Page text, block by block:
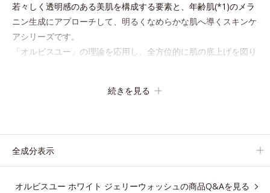
若々しく透明感のある美肌を構成する要素と、年齢肌(*1)のメラ
ニン生成にアプローチして、明るくなめらかな肌へ導くスキンケ
アシリーズです。
「オルビスユー」の理論を応用し、全方位的に肌の底上げを図り
ラニンが蓄積しがちな年齢肌の“メラニンメタボ(*2)”にアプロー
*2 メラニンが過剰に生成する状態
アレルギーテスト済＝全ての方にアレルギーが起こらないということで
続きを見る
全成分表示
オルビスユー ホワイト ジェリーウォッシュの商品Q&Aを見る